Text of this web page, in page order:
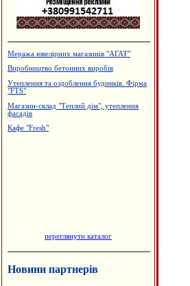
Меража ювелірних магазинів "АГАТ"
Виробництво бетонних виробів
Утеплення та оздоблення будинків. Фірма
"FTS"
Магазин-склад "Теплий дім", утеплення
фасадів
Кафе "Fresh"
переглянути каталог
Новини партнерів